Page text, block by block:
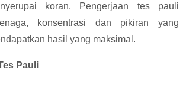
koran. Pengerjaan tes pauli
konsentrasi dan pikiran yang
hasil yang maksimal.
Pauli